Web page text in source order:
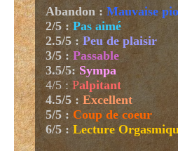
Abandon : Mauvaise
2/5 : Pas aimé
2.5/5 : Peu de plaisir
3/5 : Passable
3.5/5: Sympa
4/5 : Palpitant
4.5/5 : Excellent
5/5 : Coup de coeur
6/5: Lecture